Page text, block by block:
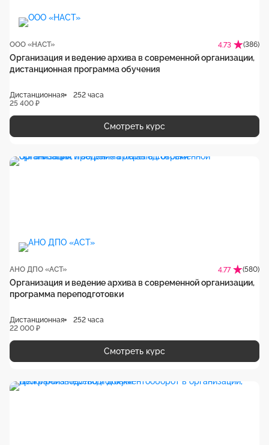
ООО «НАСТ» 4.73 (386)
Организация и ведение архива в современной организации,
дистанционная программа обучения
Дистанционная
252 часа
25 400 ₽
Смотреть курс
АНО ДПО «АСТ» 4.77 (580)
Организация и ведение архива в современной организации,
программа переподготовки
Дистанционная
252 часа
22 000 ₽
Смотреть курс